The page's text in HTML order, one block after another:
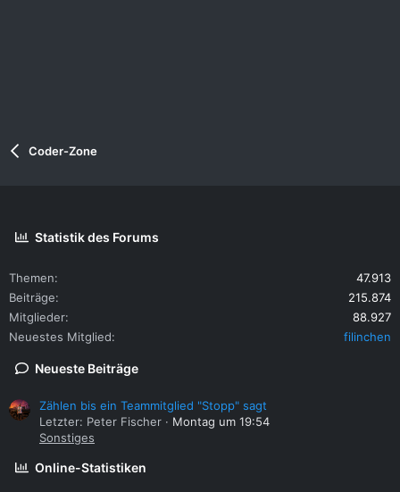
Coder-Zone
Statistik des Forums
Themen
47.913
Beiträge
215.874
Mitglieder
88.927
Neuestes Mitglied
filinchen
Neueste Beiträge
Zählen bis ein Teammitglied "Stopp" sagt
Letzter: Peter Fischer
Montag um 19:54
Sonstiges
Online-Statistiken